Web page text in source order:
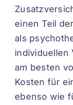
einen Teil
als
individuellen
am besten
Kosten für
ebenso wie